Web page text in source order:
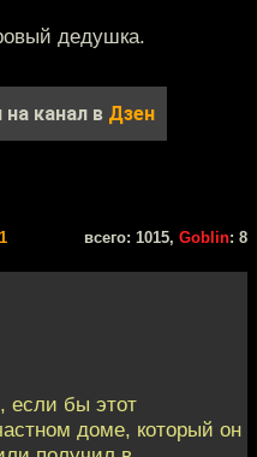
дедушка.
канал в Дзен
всего: 1015, Goblin: 8
если бы этот
доме, который он